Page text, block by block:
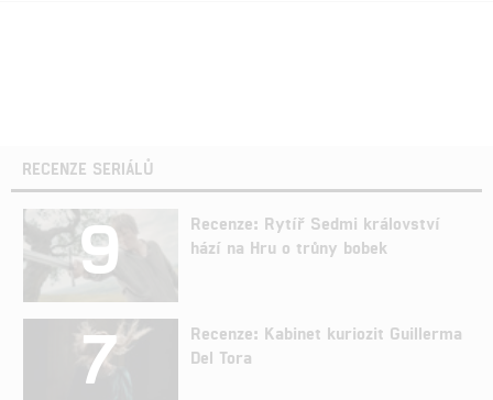
RECENZE SERIÁLŮ
9
Recenze: Rytíř Sedmi království
hází na Hru o trůny bobek
7
Recenze: Kabinet kuriozit Guillerma
Del Tora